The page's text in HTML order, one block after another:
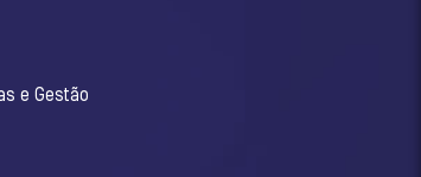
e Gestão